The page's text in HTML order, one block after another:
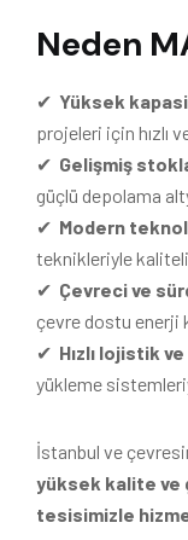
Neden
✔ Yüksek
projeleri için hızlı
✔ Gelişmiş
güçlü depolama
✔ Modern
teknikleriyle
✔ Çevreci ve
çevre dostu enerji
✔ Hızlı lojistik
yükleme
İstanbul ve
yüksek kalite ve
tesisimizle